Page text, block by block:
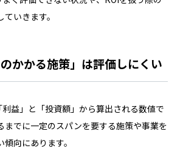
いきます。
のかかる施策」は評価しにくい
益」と「投資額」から算出される数値で
までに一定のスパンを要する施策や事業を
向にあります。